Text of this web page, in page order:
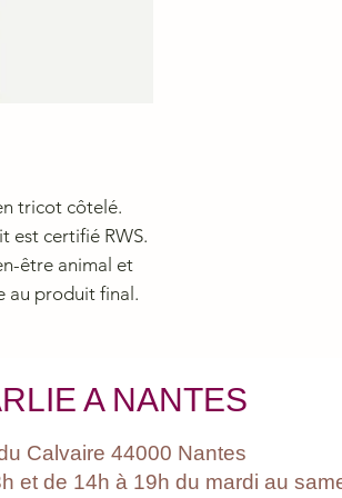
tricot côtelé.
est certifié RWS.
être animal et
au produit final.
A NANTES
Calvaire 44000 Nantes
et de 14h à 19h du mardi au